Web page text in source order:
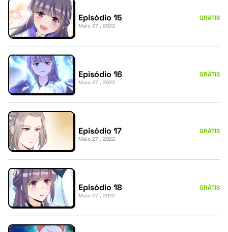
Episódio 15
Maio 27 , 2022
GRÁTIS
Episódio 16
Maio 27 , 2022
GRÁTIS
Episódio 17
Maio 27 , 2022
GRÁTIS
Episódio 18
Maio 27 , 2022
GRÁTIS